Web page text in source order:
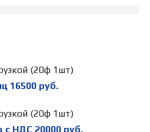
(20ф 1шт)
16500 руб.
(20ф 1шт)
с НДС 20000 руб.